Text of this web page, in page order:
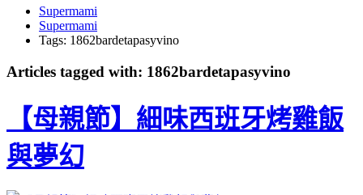
Supermami
Supermami
Tags: 1862bardetapasyvino
Articles tagged with: 1862bardetapasyvino
【母親節】細味西班牙烤雞飯
與夢幻